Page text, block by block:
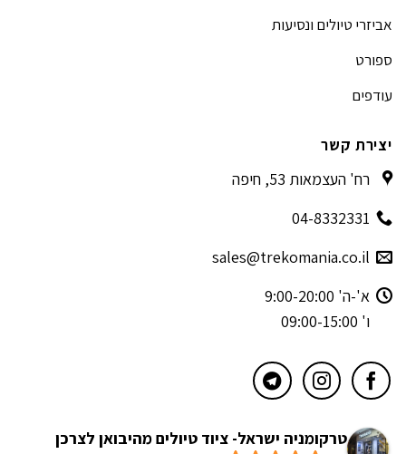
אביזרי טיולים ונסיעות
ספורט
עודפים
יצירת קשר
רח' העצמאות 53, חיפה
04-8332331
sales@trekomania.co.il
א'-ה' 9:00-20:00
ו' 09:00-15:00
טרקומניה ישראל- ציוד טיולים מהיבואן לצרכן